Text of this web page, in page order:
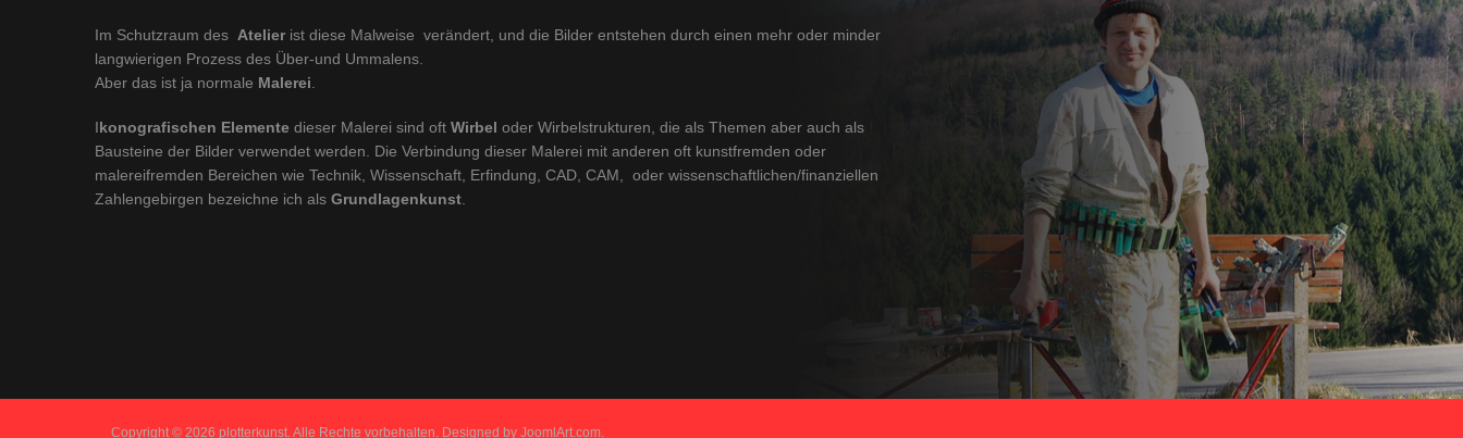
Im Schutzraum des Atelierist diese Malweise verändert, und die Bilder entstehen durch einen mehr oder minder
langwierigen Prozess des Über-und Ummalens.
Aber das ist ja normale Malerei
Ikonografischen Elemente dieser Malerei sind oft Wirbel oder Wirbelstrukturen, die als Themen aber auch als
Bausteine der Bilder verwendet werden. Die Verbindung dieser Malerei mit anderen oft kunstfremden oder
malereifremden Bereichen wie Technik, Wissenschaft, Erfindung, CAD, CAM, oder wissenschaftlichen/finanziellen
Zahlengebirgen bezeichne ich als Grundlagenkunst
Copyright © 2026 plotterkunst. Alle Rechte vorbehalten. Designed by JoomlArt.com